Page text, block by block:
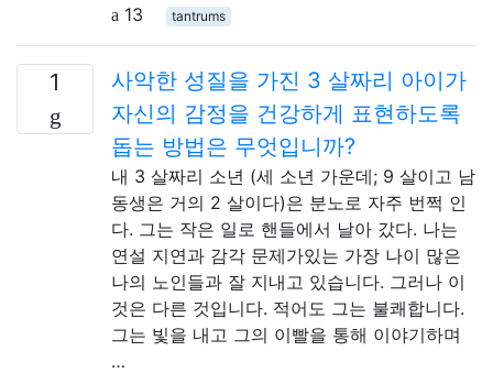
13
tantrums
1
사악한 성질을 가진 3 살짜리 아이가
자신의 감정을 건강하게 표현하도록
돕는 방법은 무엇입니까?
내 3 살짜리 소년 (세 소년 가운데; 9 살이고 남
동생은 거의 2 살이다)은 분노로 자주 번쩍 인
다. 그는 작은 일로 핸들에서 날아 갔다. 나는
연설 지연과 감각 문제가있는 가장 나이 많은
나의 노인들과 잘 지내고 있습니다. 그러나 이
것은 다른 것입니다. 적어도 그는 불쾌합니다.
그는 빛을 내고 그의 이빨을 통해 이야기하며
…